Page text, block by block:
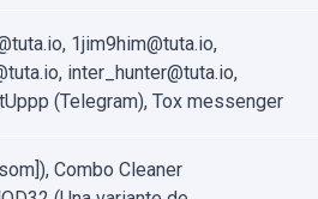
1jim9him@tuta.io,
inter_hunter@tuta.io,
(Telegram), Tox messenger
Combo Cleaner